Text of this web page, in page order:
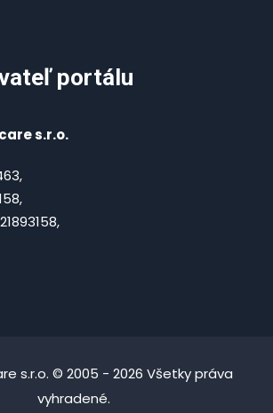
portálu
s.r.o.
s.r.o. © 2005 - 2026 Všetky práva
vyhradené.